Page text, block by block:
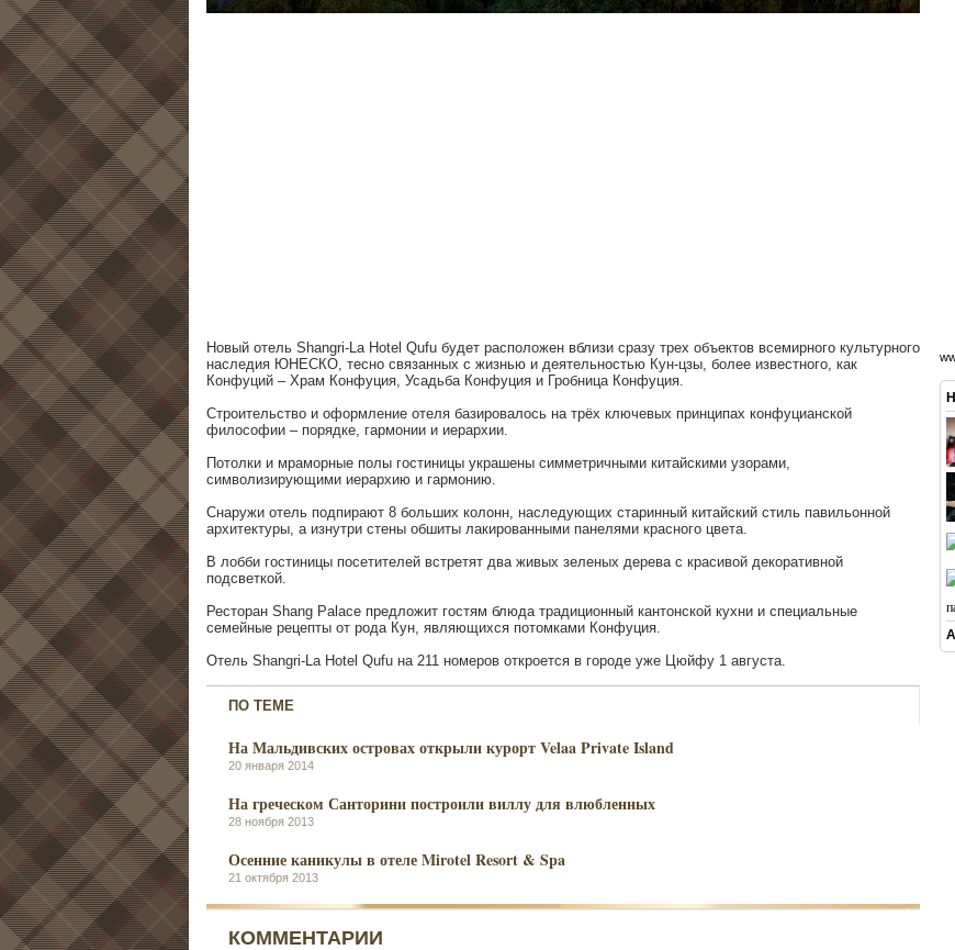
Новый отель Shangri-La Hotel Qufu будет расположен вблизи сразу трех объектов всемирного культурного
наследия ЮНЕСКО, тесно связанных с жизнью и деятельностью Кун-цзы, более известного, как
Конфуций – Храм Конфуция, Усадьба Конфуция и Гробница Конфуция.
Строительство и оформление отеля базировалось на трёх ключевых принципах конфуцианской
философии – порядке, гармонии и иерархии.
Потолки и мраморные полы гостиницы украшены симметричными китайскими узорами,
символизирующими иерархию и гармонию.
Снаружи отель подпирают 8 больших колонн, наследующих старинный китайский стиль павильонной
архитектуры, а изнутри стены обшиты лакированными панелями красного цвета.
В лобби гостиницы посетителей встретят два живых зеленых дерева с красивой декоративной
подсветкой.
Ресторан Shang Palace предложит гостям блюда традиционный кантонской кухни и специальные
семейные рецепты от рода Кун, являющихся потомками Конфуция.
Отель Shangri-La Hotel Qufu на 211 номеров откроется в городе уже Цюйфу 1 августа.
ПО ТЕМЕ
На Мальдивских островах открыли курорт Velaa Private Island
20 января 2014
На греческом Санторини построили виллу для влюбленных
28 ноября 2013
Осенние каникулы в отеле Mirotel Resort & Spa
21 октября 2013
КОММЕНТАРИИ